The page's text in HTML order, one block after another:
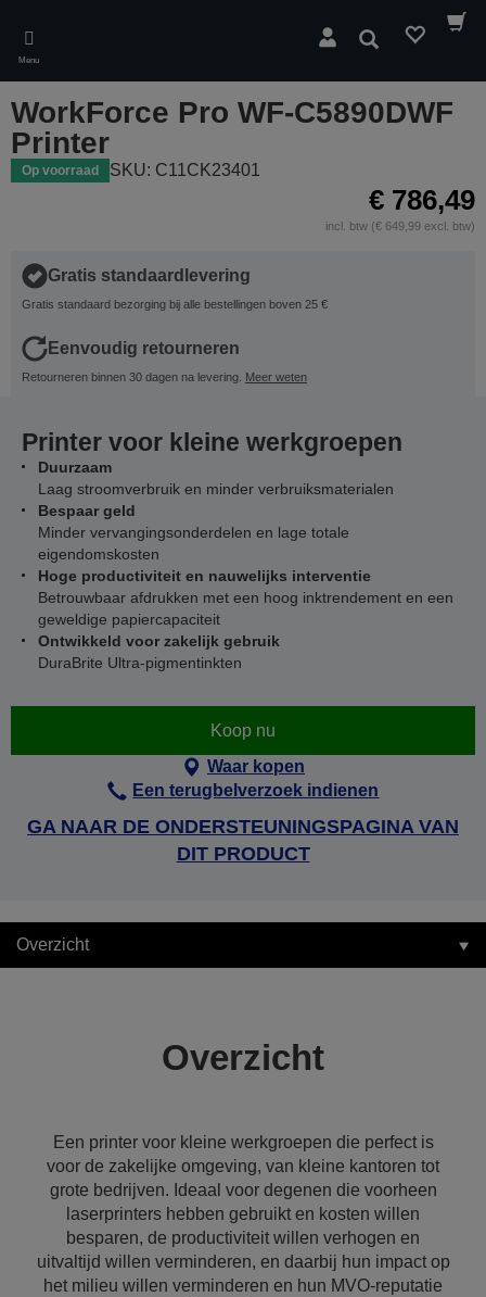
main
content
Menu
Zoeken
WorkForce Pro WF-C5890DWF
Printer
Op voorraad SKU: C11CK23401
€ 786,49
incl. btw (€ 649,99 excl. btw)
Gratis standaardlevering
Gratis standaard bezorging bij alle bestellingen boven 25 €
Eenvoudig retourneren
Retourneren binnen 30 dagen na levering. Meer weten
Printer voor kleine werkgroepen
Duurzaam
Laag stroomverbruik en minder verbruiksmaterialen
Bespaar geld
Minder vervangingsonderdelen en lage totale
eigendomskosten
Hoge productiviteit en nauwelijks interventie
Betrouwbaar afdrukken met een hoog inktrendement en een
geweldige papiercapaciteit
Ontwikkeld voor zakelijk gebruik
DuraBrite Ultra-pigmentinkten
Koop nu
Waar kopen
Een terugbelverzoek indienen
GA NAAR DE ONDERSTEUNINGSPAGINA VAN
DIT PRODUCT
Overzicht
Overzicht
Een printer voor kleine werkgroepen die perfect is
voor de zakelijke omgeving, van kleine kantoren tot
grote bedrijven. Ideaal voor degenen die voorheen
laserprinters hebben gebruikt en kosten willen
besparen, de productiviteit willen verhogen en
uitvaltijd willen verminderen, en daarbij hun impact op
het milieu willen verminderen en hun MVO-reputatie